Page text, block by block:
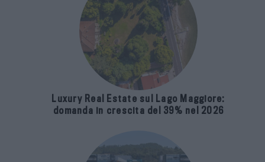
Luxury Real Estate sul Lago Maggiore:
domanda in crescita del 39% nel 2026